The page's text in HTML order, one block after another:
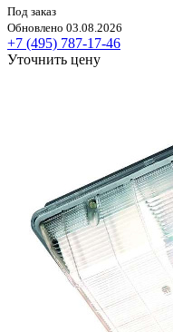
Под заказ
Обновлено 03.08.2026
+7 (495) 787-17-46
Уточнить цену